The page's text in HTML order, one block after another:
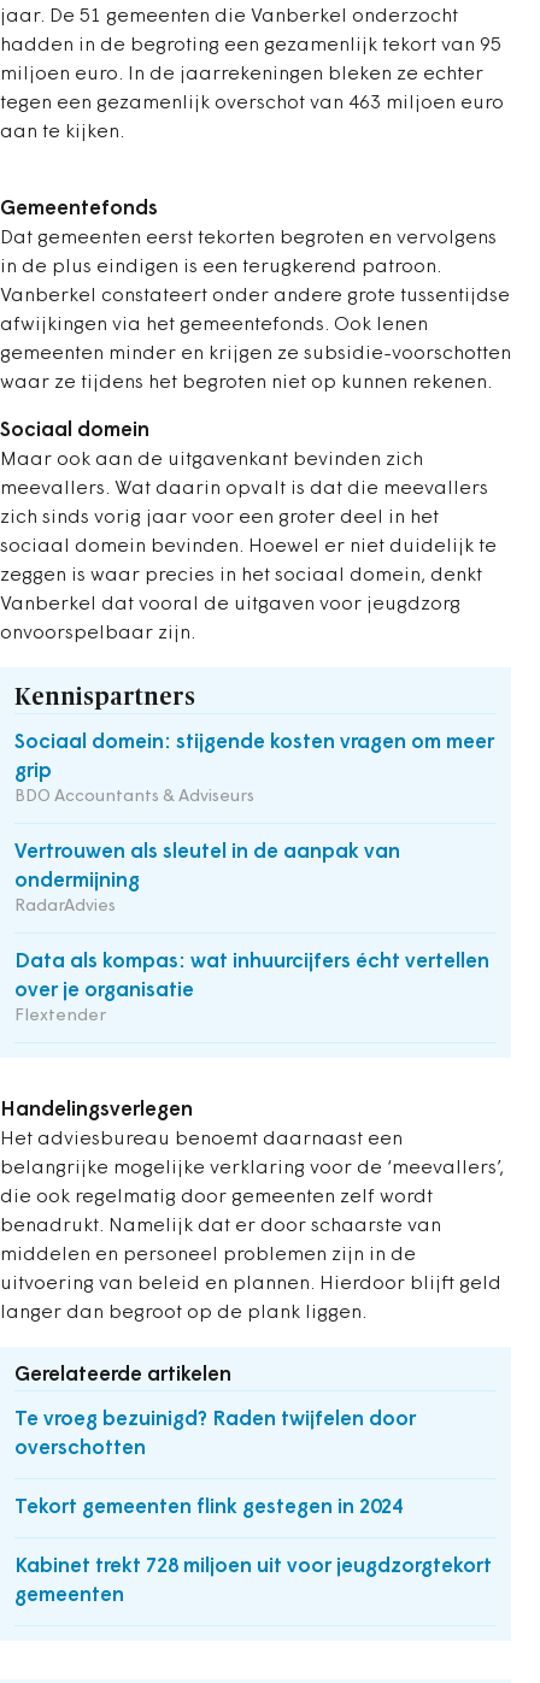
jaar. De 51 gemeenten die Vanberkel onderzocht
hadden in de begroting een gezamenlijk tekort van 95
miljoen euro. In de jaarrekeningen bleken ze echter
tegen een gezamenlijk overschot van 463 miljoen euro
aan te kijken.
Gemeentefonds
Dat gemeenten eerst tekorten begroten en vervolgens
in de plus eindigen is een terugkerend patroon.
Vanberkel constateert onder andere grote tussentijdse
afwijkingen via het gemeentefonds. Ook lenen
gemeenten minder en krijgen ze subsidie-voorschotten
waar ze tijdens het begroten niet op kunnen rekenen.
Sociaal domein
Maar ook aan de uitgavenkant bevinden zich
meevallers. Wat daarin opvalt is dat die meevallers
zich sinds vorig jaar voor een groter deel in het
sociaal domein bevinden. Hoewel er niet duidelijk te
zeggen is waar precies in het sociaal domein, denkt
Vanberkel dat vooral de uitgaven voor jeugdzorg
onvoorspelbaar zijn.
Kennispartners
Sociaal domein: stijgende kosten vragen om meer
grip
BDO Accountants & Adviseurs
Vertrouwen als sleutel in de aanpak van
ondermijning
RadarAdvies
Data als kompas: wat inhuurcijfers écht vertellen
over je organisatie
Flextender
Handelingsverlegen
Het adviesbureau benoemt daarnaast een
belangrijke mogelijke verklaring voor de ‘meevallers’,
die ook regelmatig door gemeenten zelf wordt
benadrukt. Namelijk dat er door schaarste van
middelen en personeel problemen zijn in de
uitvoering van beleid en plannen. Hierdoor blijft geld
langer dan begroot op de plank liggen.
Gerelateerde artikelen
Te vroeg bezuinigd? Raden twijfelen door
overschotten
Tekort gemeenten flink gestegen in 2024
Kabinet trekt 728 miljoen uit voor jeugdzorgtekort
gemeenten